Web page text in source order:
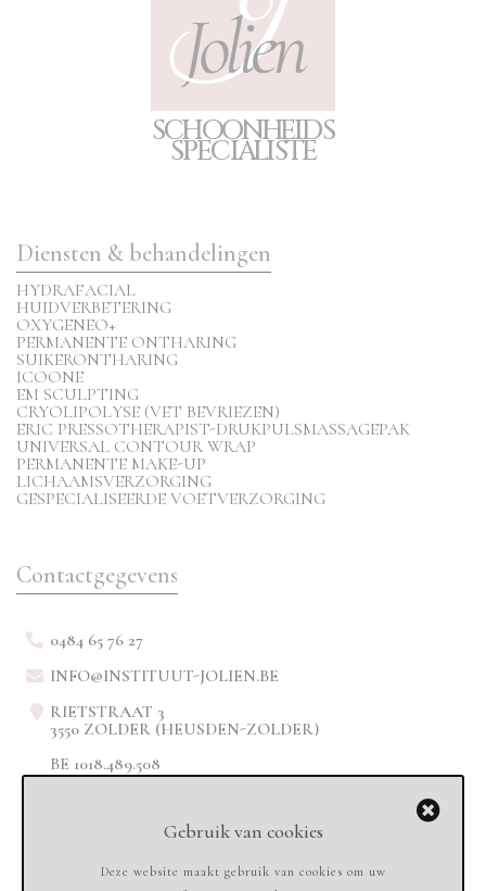
SCHOONHEIDS
SPECIALISTE
Diensten & behandelingen
HYDRAFACIAL
HUIDVERBETERING
OXYGENEO+
PERMANENTE ONTHARING
SUIKERONTHARING
ICOONE
EM SCULPTING
CRYOLIPOLYSE (VET BEVRIEZEN)
ERIC PRESSOTHERAPIST-DRUKPULSMASSAGEPAK
UNIVERSAL CONTOUR WRAP
PERMANENTE MAKE-UP
LICHAAMSVERZORGING
GESPECIALISEERDE VOETVERZORGING
Contactgegevens
0484 65 76 27
INFO@INSTITUUT-JOLIEN.BE
RIETSTRAAT 3
3550 ZOLDER (HEUSDEN-ZOLDER)
BE 1018.489.508
Gebruik van cookies
Deze website maakt gebruik van cookies om uw